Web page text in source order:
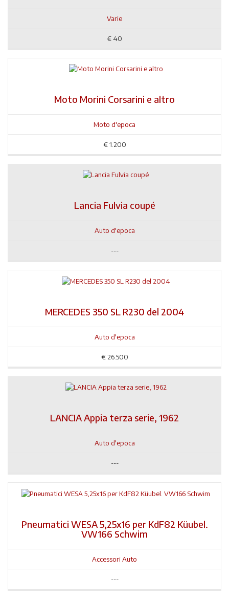
Varie
€ 40
Moto Morini Corsarini e altro
Moto d'epoca
€ 1.200
Lancia Fulvia coupé
Auto d'epoca
---
MERCEDES 350 SL R230 del 2004
Auto d'epoca
€ 26.500
LANCIA Appia terza serie, 1962
Auto d'epoca
---
Pneumatici WESA 5,25x16 per KdF82 Küubel.
VW166 Schwim
Accessori Auto
---